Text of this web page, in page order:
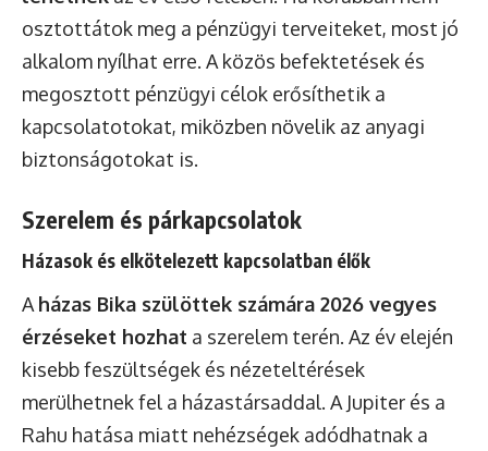
osztottátok meg a pénzügyi terveiteket, most jó
alkalom nyílhat erre. A közös befektetések és
megosztott pénzügyi célok erősíthetik a
kapcsolatotokat, miközben növelik az anyagi
biztonságotokat is.
Szerelem és párkapcsolatok
Házasok és elkötelezett kapcsolatban élők
A házas Bika szülöttek számára 2026 vegyes
érzéseket hozhat a szerelem terén. Az év elején
kisebb feszültségek és nézeteltérések
merülhetnek fel a házastársaddal. A Jupiter és a
Rahu hatása miatt nehézségek adódhatnak a